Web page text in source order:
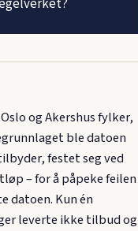
og Akershus fylker,
ble datoen
festet seg ved
– for å påpeke feilen
datoen. Kun én
leverte ikke tilbud og